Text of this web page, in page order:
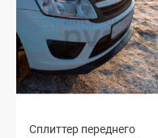
Сплиттер переднего